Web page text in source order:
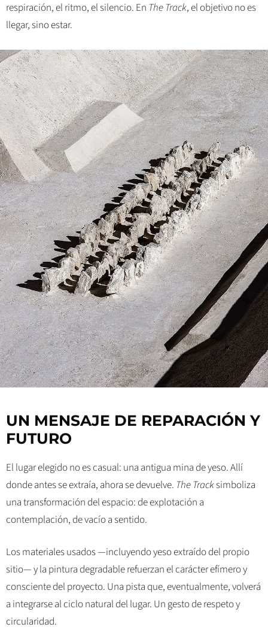
respiración, el ritmo, el silencio. En The Track, el objetivo no es
llegar, sino estar.
UN MENSAJE DE REPARACIÓN Y
FUTURO
El lugar elegido no es casual: una antigua mina de yeso. Allí
donde antes se extraía, ahora se devuelve. The Tracksimboliza
una transformación del espacio: de explotación a
contemplación, de vacío a sentido.
Los materiales usados —incluyendo yeso extraído del propio
sitio— y la pintura degradable refuerzan el carácter efímero y
consciente del proyecto. Una pista que, eventualmente, volverá
a integrarse al ciclo natural del lugar. Un gesto de respeto y
circularidad.